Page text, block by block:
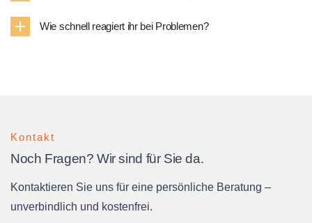
Wie schnell reagiert ihr bei Problemen?
Kontakt
Noch Fragen? Wir sind für Sie da.
Kontaktieren Sie uns für eine persönliche Beratung –
unverbindlich und kostenfrei.